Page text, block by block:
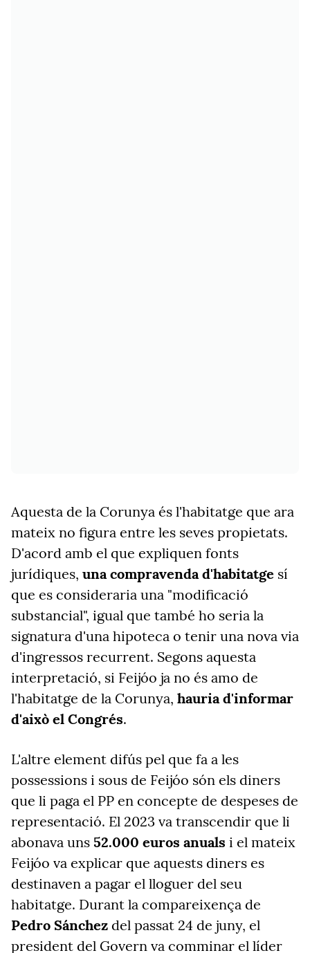
Aquesta de la Corunya és l'habitatge que ara
mateix no figura entre les seves propietats.
D'acord amb el que expliquen fonts
jurídiques, una compravenda d'habitatge sí
que es consideraria una "modificació
substancial", igual que també ho seria la
signatura d'una hipoteca o tenir una nova via
d'ingressos recurrent. Segons aquesta
interpretació, si Feijóo ja no és amo de
l'habitatge de la Corunya, hauria d'informar
d'això el Congrés.
L'altre element difús pel que fa a les
possessions i sous de Feijóo són els diners
que li paga el PP en concepte de despeses de
representació. El 2023 va transcendir que li
abonava uns 52.000 euros anuals i el mateix
Feijóo va explicar que aquests diners es
destinaven a pagar el lloguer del seu
habitatge. Durant la compareixença de
Pedro Sánchez del passat 24 de juny, el
president del Govern va comminar el líder